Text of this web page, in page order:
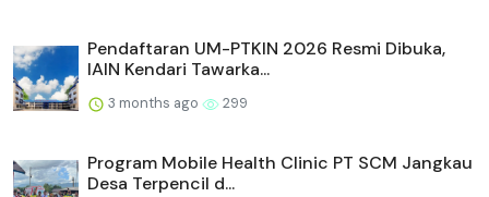
Pendaftaran UM-PTKIN 2026 Resmi Dibuka,
IAIN Kendari Tawarka...
3 months ago 299
Program Mobile Health Clinic PT SCM Jangkau
Desa Terpencil d...